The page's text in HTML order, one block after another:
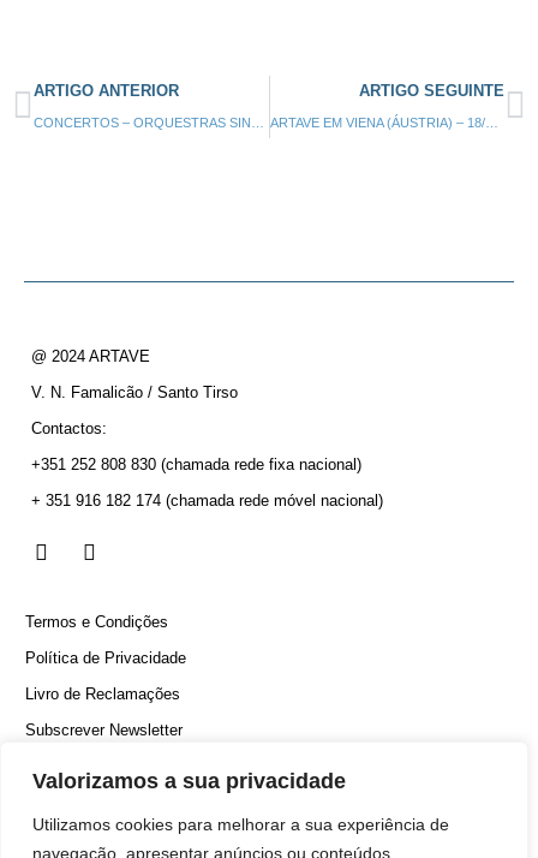
Valorizamos a sua privacidade
Utilizamos cookies para melhorar a sua experiência de
navegação, apresentar anúncios ou conteúdos
ARTIGO ANTERIOR ARTIGO SEGUINTE
ARTAVE EM VIENA (ÁUSTRIA) – 18/02 a 01/03/2024
@ 2024 ARTAVE
V. N. Famalicão / Santo Tirso
Contactos:
+351 252 808 830 (chamada rede fixa nacional)
+ 351 916 182 174 (chamada rede móvel nacional)
Termos e Condições
Política de Privacidade
Livro de Reclamações
Subscrever Newsletter